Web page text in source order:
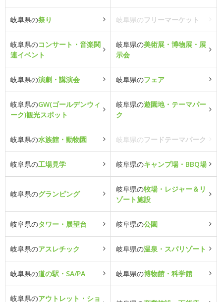
岐阜県の祭り 岐阜県のフリーマーケット
岐阜県のコンサート・音楽関
連イベント
岐阜県の美術展・博物展・展
示会
岐阜県の演劇・講演会 岐阜県のフェア
岐阜県のGW(ゴールデンウィ
ーク)観光スポット
岐阜県の遊園地・テーマパー
ク
岐阜県の水族館・動物園 岐阜県のフードテーマパーク
岐阜県の工場見学 岐阜県のキャンプ場・BBQ場
岐阜県のグランピング
岐阜県の牧場・レジャー＆リ
ゾート施設
岐阜県のタワー・展望台 岐阜県の公園
岐阜県のアスレチック 岐阜県の温泉・スパリゾート
岐阜県の道の駅・SA/PA 岐阜県の博物館・科学館
岐阜県のアウトレット・ショ